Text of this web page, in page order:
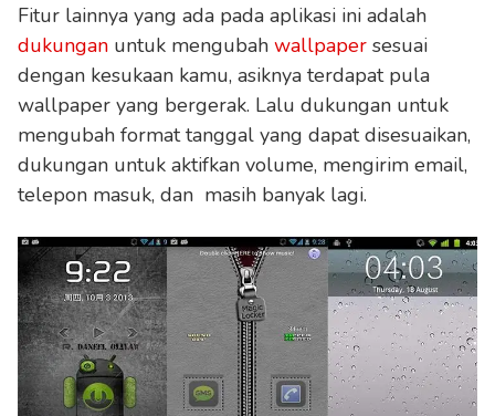
Fitur lainnya yang ada pada aplikasi ini adalah
dukungan untuk mengubah wallpaper sesuai
dengan kesukaan kamu, asiknya terdapat pula
wallpaper yang bergerak. Lalu dukungan untuk
mengubah format tanggal yang dapat disesuaikan,
dukungan untuk aktifkan volume, mengirim email,
telepon masuk, dan masih banyak lagi.